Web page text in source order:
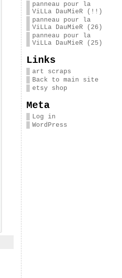
panneau pour la
ViLLa DauMieR (!!)
panneau pour la
ViLLa DauMieR (26)
panneau pour la
ViLLa DauMieR (25)
Links
art scraps
Back to main site
etsy shop
Meta
Log in
WordPress